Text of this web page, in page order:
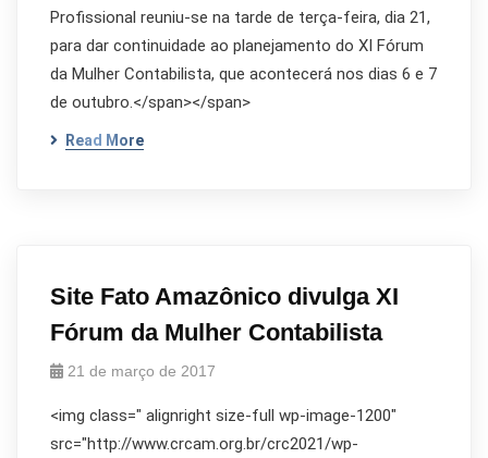
Profissional reuniu-se na tarde de terça-feira, dia 21,
para dar continuidade ao planejamento do XI Fórum
da Mulher Contabilista, que acontecerá nos dias 6 e 7
de outubro.</span></span>
Read More
Site Fato Amazônico divulga XI
Fórum da Mulher Contabilista
21 de março de 2017
<img class=" alignright size-full wp-image-1200"
src="http://www.crcam.org.br/crc2021/wp-